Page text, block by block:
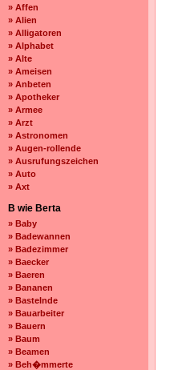
» Affen
» Alien
» Alligatoren
» Alphabet
» Alte
» Ameisen
» Anbeten
» Apotheker
» Armee
» Arzt
» Astronomen
» Augen-rollende
» Ausrufungszeichen
» Auto
» Axt
B wie Berta
» Baby
» Badewannen
» Badezimmer
» Baecker
» Baeren
» Bananen
» Bastelnde
» Bauarbeiter
» Bauern
» Baum
» Beamen
» Beh�mmerte